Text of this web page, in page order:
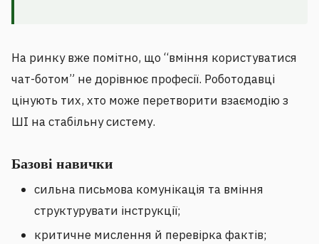
На ринку вже помітно, що “вміння користуватися
чат-ботом” не дорівнює професії. Роботодавці
цінують тих, хто може перетворити взаємодію з
ШІ на стабільну систему.
Базові навички
сильна письмова комунікація та вміння
структурувати інструкції;
критичне мислення й перевірка фактів;